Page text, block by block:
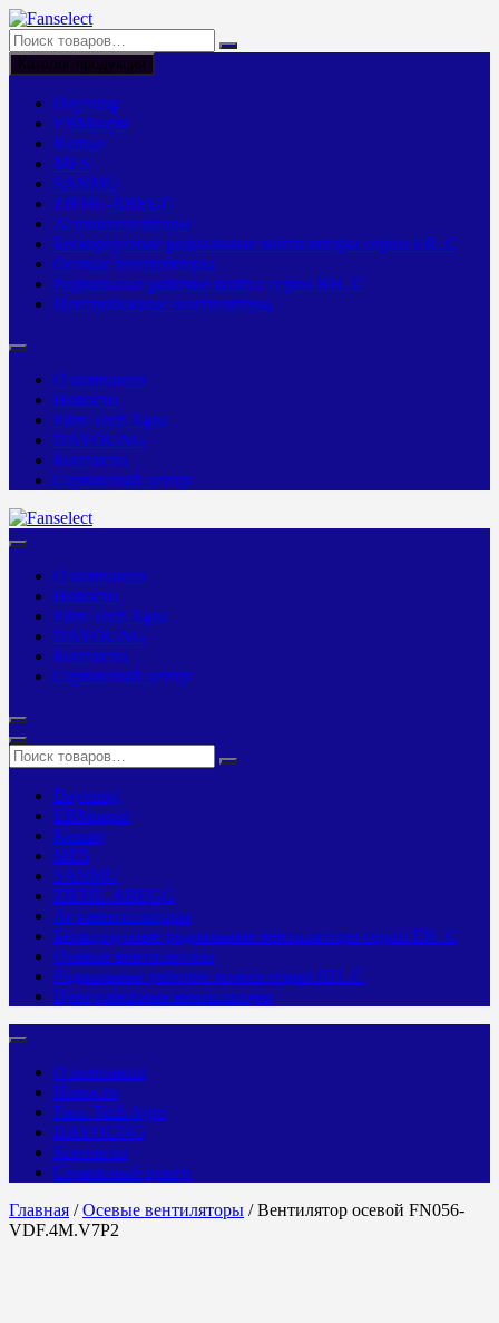
Перейти
к
содержимому
Каталог продукции
Dayoung
EBMpapst
Kemao
MES
SANMU
ZIEHL-ABEGG
Агровентиляторы
Бескорпусные радиальные вентиляторы серии ER..C
Осевые вентиляторы
Радиальные рабочие колёса серии RH..C
Центробежные вентиляторы
О компании
Новости
Fans-Tech Agro
DAYOUNG
Контакты
Сервисный центр
О компании
Новости
Fans-Tech Agro
DAYOUNG
Контакты
Сервисный центр
Dayoung
EBMpapst
Kemao
MES
SANMU
ZIEHL-ABEGG
Агровентиляторы
Бескорпусные радиальные вентиляторы серии ER..C
Осевые вентиляторы
Радиальные рабочие колёса серии RH..C
Центробежные вентиляторы
О компании
Новости
Fans-Tech Agro
DAYOUNG
Контакты
Сервисный центр
Главная /Осевые вентиляторы / Вентилятор осевой FN056-
VDF.4M.V7P2